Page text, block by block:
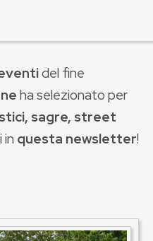
del fine
ha selezionato per
sagre, street
in questa newsletter!